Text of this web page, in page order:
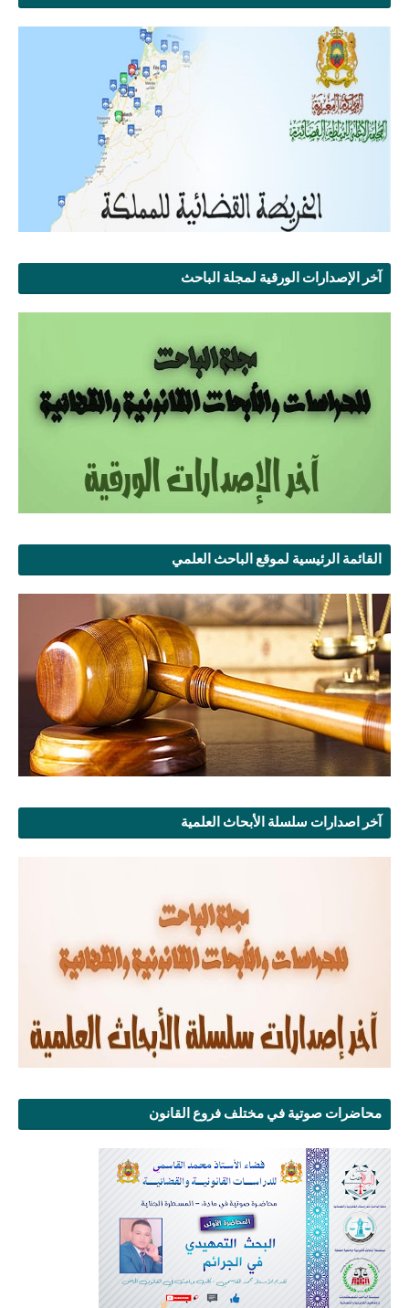
آخر الإصدارات الورقية لمجلة الباحث
القائمة الرئيسية لموقع الباحث العلمي
آخر اصدارات سلسلة الأبحاث العلمية
محاضرات صوتية في مختلف فروع القانون